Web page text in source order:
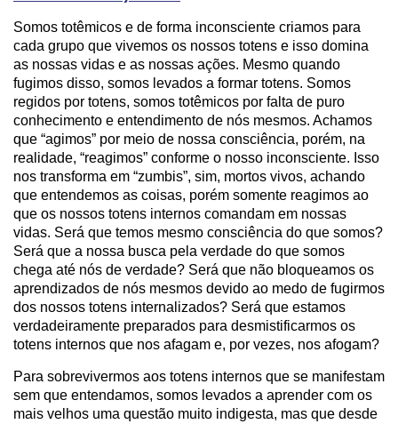
Somos totêmicos e de forma inconsciente criamos para
cada grupo que vivemos os nossos totens e isso domina
as nossas vidas e as nossas ações. Mesmo quando
fugimos disso, somos levados a formar totens. Somos
regidos por totens, somos totêmicos por falta de puro
conhecimento e entendimento de nós mesmos. Achamos
que “agimos” por meio de nossa consciência, porém, na
realidade, “reagimos” conforme o nosso inconsciente. Isso
nos transforma em “zumbis”, sim, mortos vivos, achando
que entendemos as coisas, porém somente reagimos ao
que os nossos totens internos comandam em nossas
vidas. Será que temos mesmo consciência do que somos?
Será que a nossa busca pela verdade do que somos
chega até nós de verdade? Será que não bloqueamos os
aprendizados de nós mesmos devido ao medo de fugirmos
dos nossos totens internalizados? Será que estamos
verdadeiramente preparados para desmistificarmos os
totens internos que nos afagam e, por vezes, nos afogam?
Para sobrevivermos aos totens internos que se manifestam
sem que entendamos, somos levados a aprender com os
mais velhos uma questão muito indigesta, mas que desde